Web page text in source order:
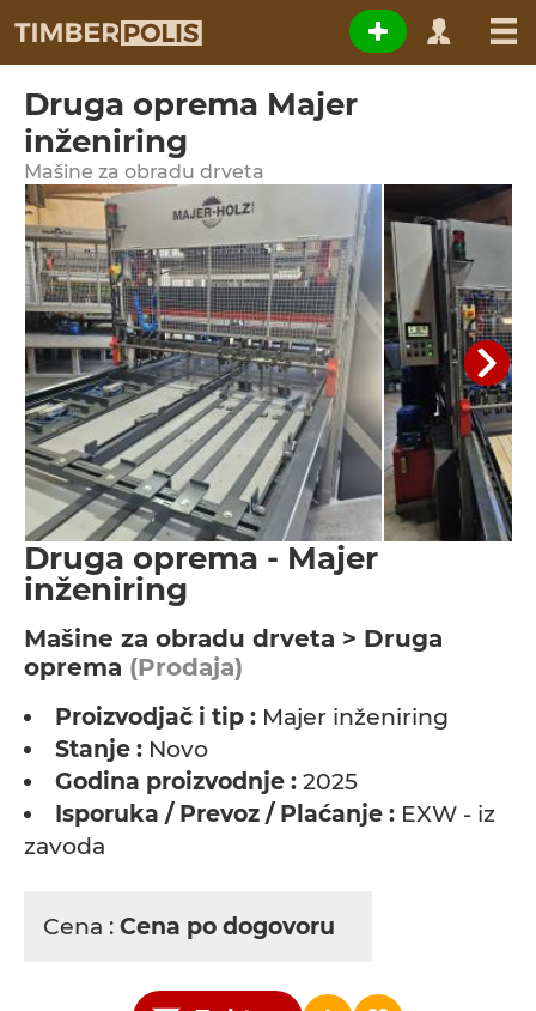
Druga oprema Majer
inženiring
Мašine za obradu drveta
Druga oprema - Majer
inženiring
Мašine za obradu drveta > Druga
oprema (Prodaja)
Proizvodjač i tip : Majer inženiring
Stanje : Novo
Godina proizvodnje : 2025
Isporuka / Prevoz / Plaćanje : EXW - iz
zavoda
Cena : Cena po dogovoru